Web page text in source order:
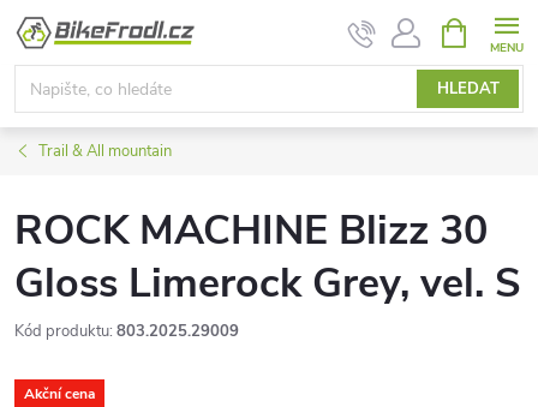
Přejít
obsah
HLEDAT
NÁKUPNÍ
KOŠÍK
Trail & All mountain
ROCK MACHINE Blizz 30
Gloss Limerock Grey, vel. S
Kód produktu: 803.2025.29009
Akční cena